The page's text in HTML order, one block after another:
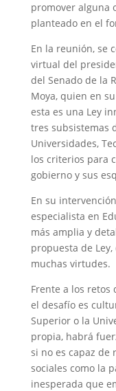
promover alguna
planteado en el
En la reunión, se
virtual del
del Senado de la
Moya, quien en
esta es una Ley
tres subsistemas
Universidades,
los criterios para
gobierno y sus
En su
especialista en
más amplia y
propuesta de
muchas virtudes.
Frente a los retos
el desafío es
Superior o la
propia, habrá
si no es capaz de
sociales como la
inesperada que